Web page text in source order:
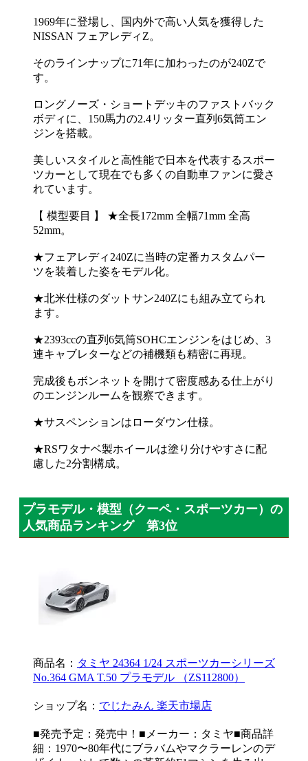
1969年に登場し、国内外で高い人気を獲得した
NISSAN フェアレディZ。
そのラインナップに71年に加わったのが240Zで
す。
ロングノーズ・ショートデッキのファストバック
ボディに、150馬力の2.4リッター直列6気筒エン
ジンを搭載。
美しいスタイルと高性能で日本を代表するスポー
ツカーとして現在でも多くの自動車ファンに愛さ
れています。
【 模型要目 】 ★全長172mm 全幅71mm 全高
52mm。
★フェアレディ240Zに当時の定番カスタムパー
ツを装着した姿をモデル化。
★北米仕様のダットサン240Zにも組み立てられ
ます。
★2393ccの直列6気筒SOHCエンジンをはじめ、3
連キャブレターなどの補機類も精密に再現。
完成後もボンネットを開けて密度感ある仕上がり
のエンジンルームを観察できます。
★サスペンションはローダウン仕様。
★RSワタナベ製ホイールは塗り分けやすさに配
慮した2分割構成。
プラモデル・模型（クーペ・スポーツカー）の
人気商品ランキング 第3位
商品名： タミヤ 24364 1/24 スポーツカーシリーズ
No.364 GMA T.50 プラモデル （ZS112800）
ショップ名： でじたみん 楽天市場店
■発売予定：発売中！■メーカー：タミヤ■商品詳
細：1970〜80年代にブラバムやマクラーレンのデ